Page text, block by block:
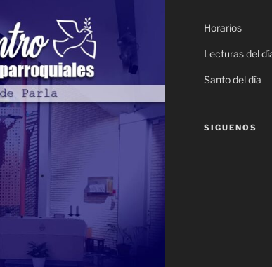
Horarios
Lecturas del
Santo del día
SIGUENOS